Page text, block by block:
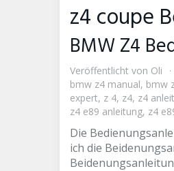
z4 coupe
BMW Z4
Veröffentlicht von Oli
bmw z4 manual, bmw
expert, z 4, z4, z4
z4 e89 anleitung, z4
Die
ich die